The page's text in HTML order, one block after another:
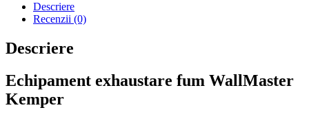
Descriere
Recenzii (0)
Descriere
Echipament exhaustare fum WallMaster
Kemper